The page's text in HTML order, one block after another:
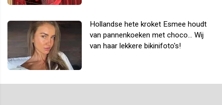
Hollandse hete kroket Esmee houdt
van pannenkoeken met choco... Wij
van haar lekkere bikinifoto's!